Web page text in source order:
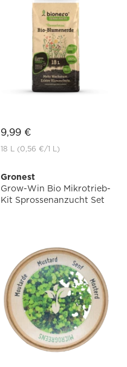
9,99 €
18 L (0,56 €/1 L)
Gronest
Grow-Win Bio Mikrotrieb-
Kit Sprossenanzucht Set